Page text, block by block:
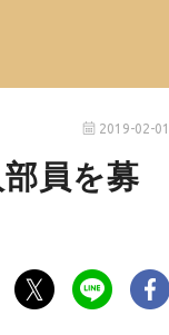
2019-02-01
員を募